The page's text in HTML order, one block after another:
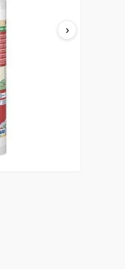
›